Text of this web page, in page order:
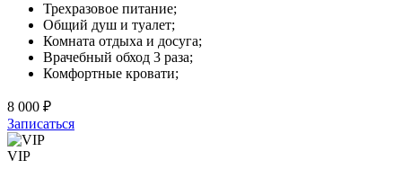
Трехразовое питание;
Общий душ и туалет;
Комната отдыха и досуга;
Врачебный обход 3 раза;
Комфортные кровати;
8 000 ₽
Записаться
VIP